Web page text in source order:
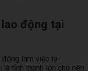
động tại
động làm việc tại
là tỉnh thành lớn cho nên